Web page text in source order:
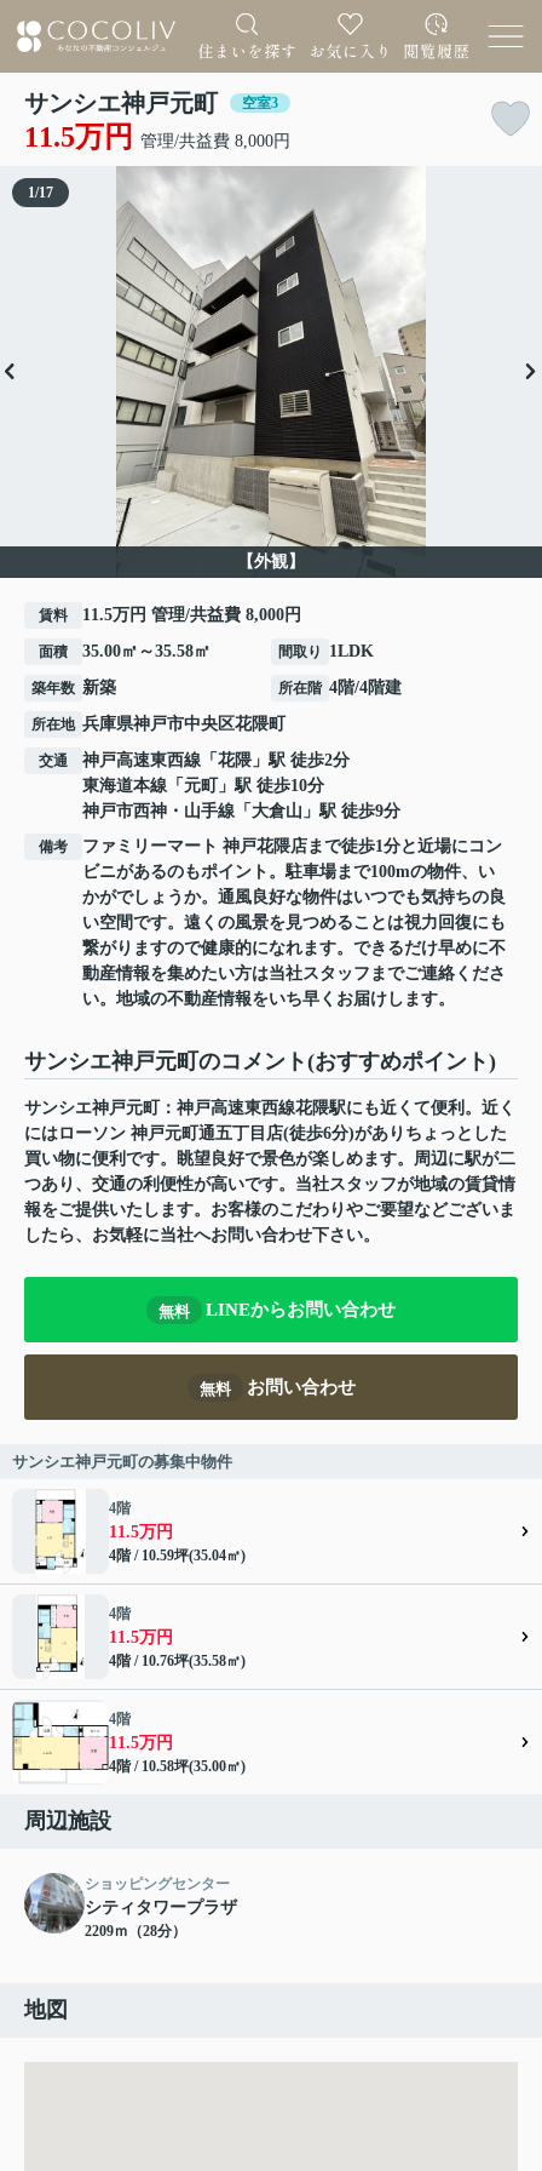
サンシエ神戸元町 空室3
11.5万円 管理/共益費 8,000円
【外観】
1/17
賃料 11.5万円 管理/共益費 8,000円
面積 35.00㎡～35.58㎡ 間取り 1LDK
築年数 新築 所在階 4階/4階建
所在地 兵庫県神戸市中央区花隈町
交通 神戸高速東西線 「 花隈 」駅 徒歩2分
東海道本線 「 元町
」駅 徒歩10分
神戸市西神・山手線 「 大倉山 」駅 徒歩9分
備考
ファミリーマート 神戸花隈店まで徒歩1分と近場にコン
ビニがあるのもポイント。駐車場まで100mの物件、い
かがでしょうか。通風良好な物件はいつでも気持ちの良
い空間です。遠くの風景を見つめることは視力回復にも
繋がりますので健康的になれます。できるだけ早めに不
動産情報を集めたい方は当社スタッフまでご連絡くださ
い。地域の不動産情報をいち早くお届けします。
サンシエ神戸元町のコメント(おすすめポイント)
サンシエ神戸元町：神戸高速東西線花隈駅にも近くて便利。近く
にはローソン 神戸元町通五丁目店(徒歩6分)がありちょっとした
買い物に便利です。眺望良好で景色が楽しめます。周辺に駅が二
つあり、交通の利便性が高いです。当社スタッフが地域の賃貸情
報をご提供いたします。お客様のこだわりやご要望などございま
したら、お気軽に当社へお問い合わせ下さい。
無料 LINEからお問い合わせ
無料 お問い合わせ
サンシエ神戸元町の募集中物件
4階
11.5万円
4階 / 10.59坪(35.04㎡)
4階
11.5万円
4階 / 10.76坪(35.58㎡)
4階
11.5万円
4階 / 10.58坪(35.00㎡)
周辺施設
ショッピングセンター
シティタワープラザ
2209ｍ（28分）
地図